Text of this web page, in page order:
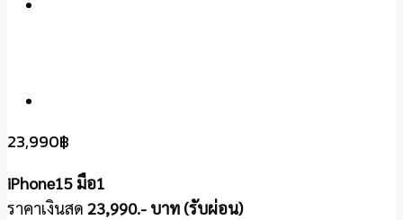
23,990฿
iPhone15 มือ1
ราคาเงินสด 23,990.- บาท (รับผ่อน)